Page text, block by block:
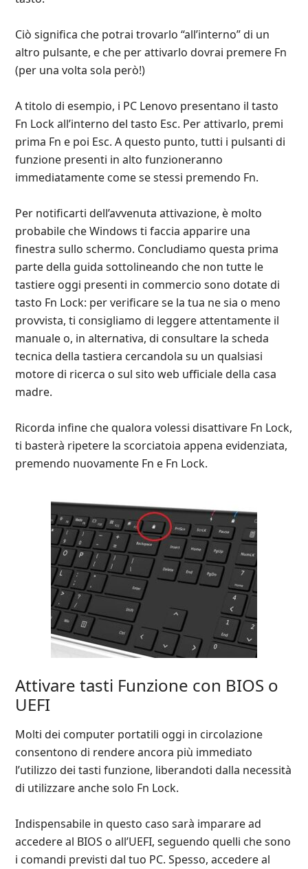
Ciò significa che potrai trovarlo “all’interno” di un
altro pulsante, e che per attivarlo dovrai premere Fn
(per una volta sola però!)
A titolo di esempio, i PC Lenovo presentano il tasto
Fn Lock all’interno del tasto Esc. Per attivarlo, premi
prima Fn e poi Esc. A questo punto, tutti i pulsanti di
funzione presenti in alto funzioneranno
immediatamente come se stessi premendo Fn.
Per notificarti dell’avvenuta attivazione, è molto
probabile che Windows ti faccia apparire una
finestra sullo schermo. Concludiamo questa prima
parte della guida sottolineando che non tutte le
tastiere oggi presenti in commercio sono dotate di
tasto Fn Lock: per verificare se la tua ne sia o meno
provvista, ti consigliamo di leggere attentamente il
manuale o, in alternativa, di consultare la scheda
tecnica della tastiera cercandola su un qualsiasi
motore di ricerca o sul sito web ufficiale della casa
madre.
Ricorda infine che qualora volessi disattivare Fn Lock,
ti basterà ripetere la scorciatoia appena evidenziata,
premendo nuovamente Fn e Fn Lock.
Attivare tasti Funzione con BIOS o
UEFI
Molti dei computer portatili oggi in circolazione
consentono di rendere ancora più immediato
l’utilizzo dei tasti funzione, liberandoti dalla necessità
di utilizzare anche solo Fn Lock.
Indispensabile in questo caso sarà imparare ad
accedere al BIOS o all’UEFI, seguendo quelli che sono
i comandi previsti dal tuo PC. Spesso, accedere al